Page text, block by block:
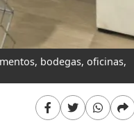
bodegas, oficinas,